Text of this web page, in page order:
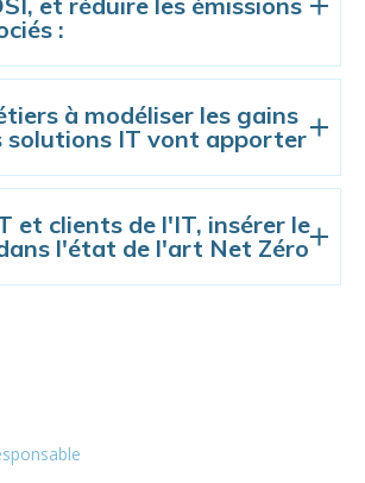
:
à modéliser les gains
solutions IT vont apporter
et clients de l'IT, insérer le
l'état de l'art Net Zéro